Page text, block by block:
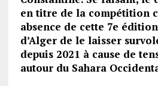
en titre de la compétition
absence de cette 7e
d’Alger de le laisser
depuis 2021 à cause de
autour du Sahara